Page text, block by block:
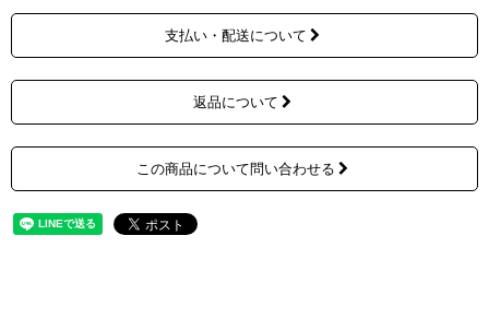
支払い・配送について
返品について
この商品について問い合わせる